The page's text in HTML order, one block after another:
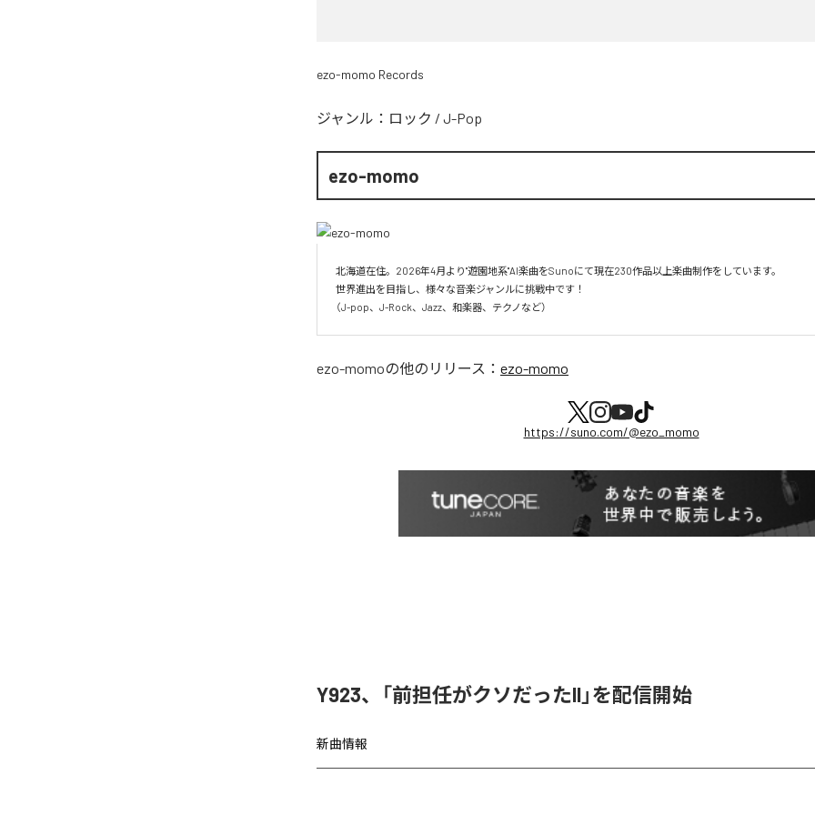
ezo-momo Records
ジャンル： ロック / J-Pop
ezo-momo
北海道在住。2026年4月より"遊園地系"AI楽曲をSunoにて現在230作品以上楽曲制作をしています。
世界進出を目指し、様々な音楽ジャンルに挑戦中です！
（J-pop、J-Rock、Jazz、和楽器、テクノなど）
ezo-momoの他のリリース： ezo-momo
https://suno.com/@ezo_momo
Y923、「前担任がクソだったII」を配信開始
新曲情報